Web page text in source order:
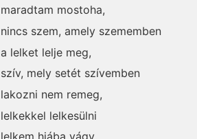
maradtam mostoha,
nincs szem, amely szememben
a lelket lelje meg,
szív, mely setét szívemben
lakozni nem remeg,
lelkekkel lelkesülni